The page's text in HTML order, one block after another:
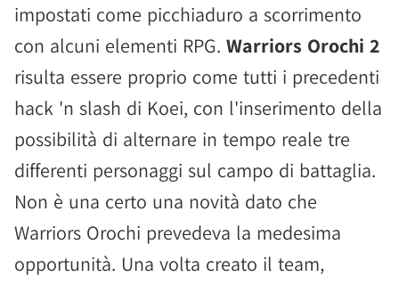
impostati come picchiaduro a scorrimento
con alcuni elementi RPG. Warriors Orochi 2
risulta essere proprio come tutti i precedenti
hack 'n slash di Koei, con l'inserimento della
possibilità di alternare in tempo reale tre
differenti personaggi sul campo di battaglia.
Non è una certo una novità dato che
Warriors Orochi prevedeva la medesima
opportunità. Una volta creato il team,